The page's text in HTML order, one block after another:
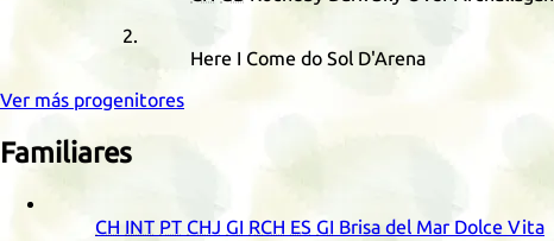
Here I Come do Sol D'Arena
Ver más progenitores
Familiares
CH INT PT CHJ GI RCH ES GI Brisa del Mar Dolce Vita